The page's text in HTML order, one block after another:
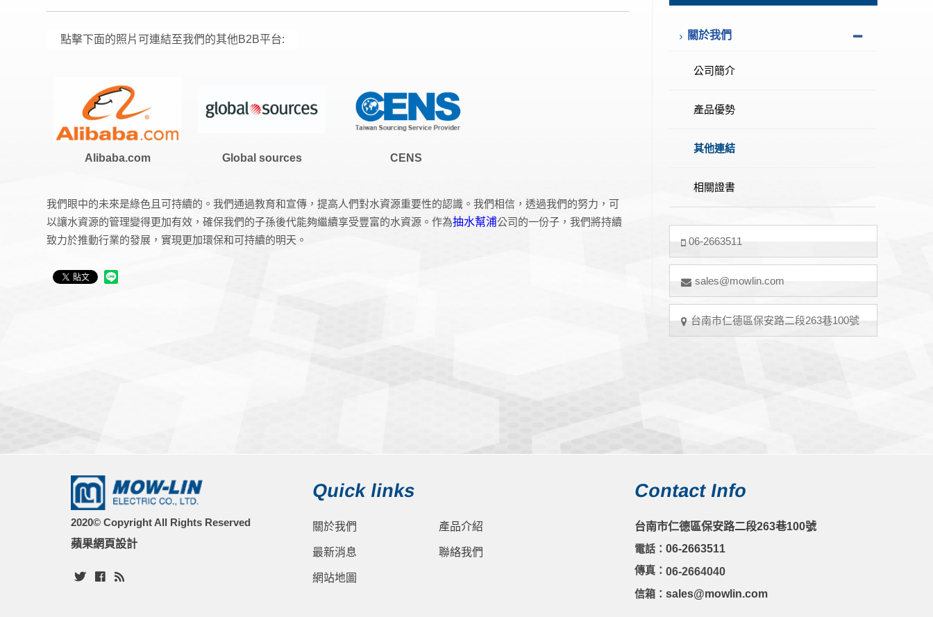
點擊下面的照片可連結至我們的其他B2B平台:
Alibaba.com Global sources CENS
我們眼中的未來是綠色且可持續的。我們通過教育和宣傳，提高人們對水資源重要性的認識。我們相信，透過我們的努力，可
以讓水資源的管理變得更加有效，確保我們的子孫後代能夠繼續享受豐富的水資源。作為抽水幫浦公司的一份子，我們將持續
致力於推動行業的發展，實現更加環保和可持續的明天。
關於我們
公司簡介
產品優勢
其他連結
相關證書
06-2663511
sales@mowlin.com
台南市仁德區保安路二段263巷100號
2020© Copyright All Rights Reserved
蘋果網頁設計
Quick links
關於我們 產品介紹
最新消息 聯絡我們
網站地圖
Contact Info
台南市仁德區保安路二段263巷100號
電話： 06-2663511
傳真： 06-2664040
信箱： sales@mowlin.com